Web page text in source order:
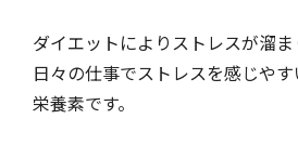
ダイエットによりストレスが溜ま
日々の仕事でストレスを感じや
栄養素です。